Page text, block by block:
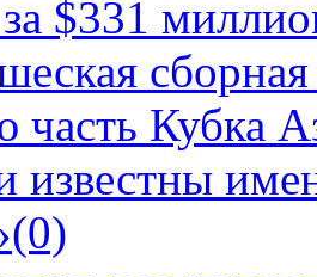
$331
часть Кубка
известны
(0)